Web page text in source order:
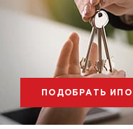
ПОДОБРАТЬ